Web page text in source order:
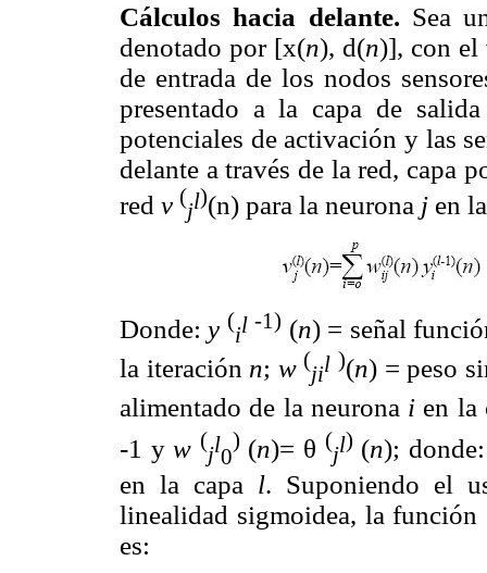
Cálculos hacia delante. Sea
denotado por [x(n), d(n)], con el
de entrada de los nodos
presentado a la capa de
potenciales de activación y las
delante a través de la red, capa
red v (
jl)(n) para la neurona j en
Donde:y (
il -1) (n) = señal
la iteración n; w (
jil )(n) = peso
alimentado de la neurona i en la
-1 yw (
jl
0
) (n)= θ (
jl) (n);
en la capa l. Suponiendo el
linealidad sigmoidea, la
es: